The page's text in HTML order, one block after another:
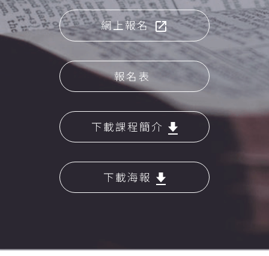
網上報名
報名表
下載課程簡介
下載海報